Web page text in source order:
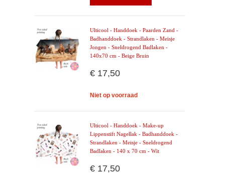
Ulticool - Handdoek - Paarden Zand -
Badhanddoek - Strandlaken - Meisje
Jongen - Sneldrogend Badlaken -
140x70 cm - Beige Bruin
€ 17,50
Niet op voorraad
Ulticool - Handdoek - Make-up
Lippenstift Nagellak - Badhanddoek -
Strandlaken - Meisje - Sneldrogend
Badlaken - 140 x 70 cm - Wit
€ 17,50